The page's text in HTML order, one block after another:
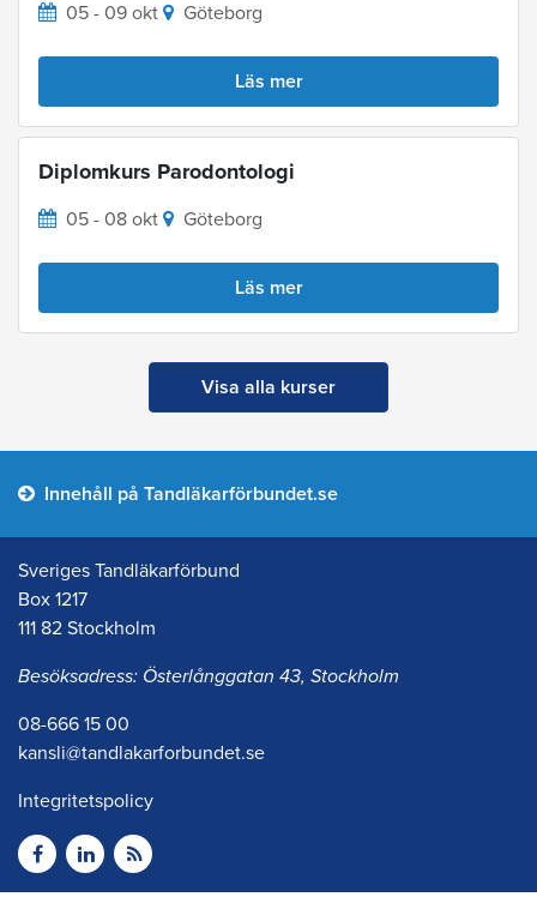
05 - 09 okt Göteborg
Läs mer
Diplomkurs Parodontologi
05 - 08 okt Göteborg
Läs mer
Visa alla kurser
Innehåll på Tandläkarförbundet.se
Sveriges Tandläkarförbund
Box 1217
111 82 Stockholm
Besöksadress: Österlånggatan 43, Stockholm
08-666 15 00
kansli@tandlakarforbundet.se
Integritetspolicy